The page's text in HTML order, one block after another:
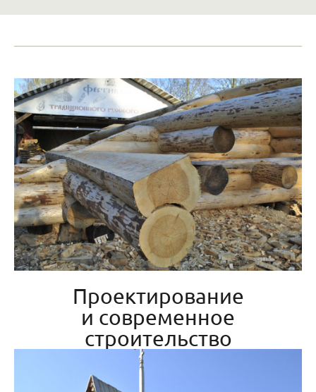
Проектирование
и современное
строительство